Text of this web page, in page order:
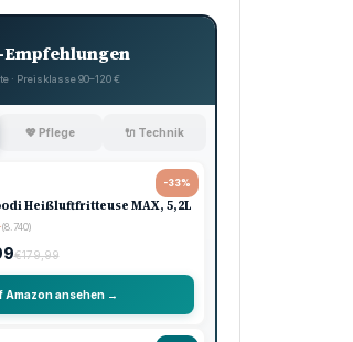
Empfehlungen
· Preisklasse 90–120 €
💖 Pflege 🔌 Technik
-33%
Heißluftfritteuse MAX, 5,2L
(8.740)
€179,99
Amazon ansehen →